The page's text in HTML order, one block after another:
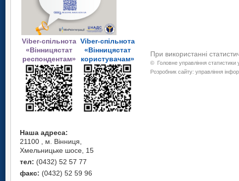
Viber-спільнота
«Вінницястат
респондентам»
Viber-спільнота
«Вінницястат
користувачам»
Наша адреса:
21100 , м. Вінниця,
Хмельницьке шосе, 15
тел: (0432) 52 57 77
факс: (0432) 52 59 96
При використанні
© Головне управління статистики
Розробник сайту: управління